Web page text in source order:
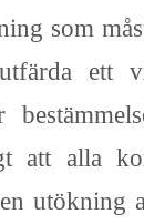
som
ett
att alla
utökning